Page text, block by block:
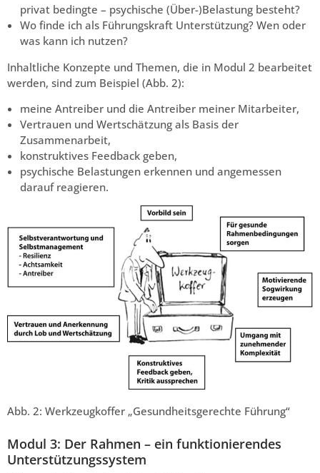
privat bedingte – psychische (Über-)Belastung besteht?
Wo finde ich als Führungskraft Unterstützung? Wen oder
was kann ich nutzen?
Inhaltliche Konzepte und Themen, die in Modul 2 bearbeitet
werden, sind zum Beispiel (Abb. 2):
meine Antreiber und die Antreiber meiner Mitarbeiter,
Vertrauen und Wertschätzung als Basis der
Zusammenarbeit,
konstruktives Feedback geben,
psychische Belastungen erkennen und angemessen
darauf reagieren.
Abb. 2: Werkzeugkoffer „Gesundheitsgerechte Führung“
Modul 3: Der Rahmen – ein funktionierendes
Unterstützungssystem